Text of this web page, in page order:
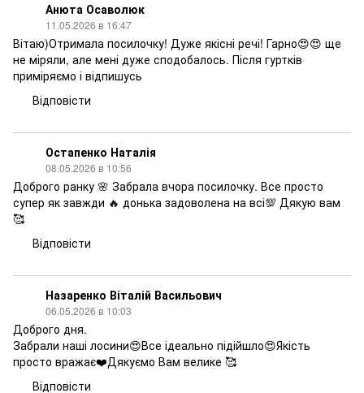
Анюта Осаволюк
11.05.2026 в 16:47
Вітаю)Отримала посилочку! Дуже якісні речі! Гарно😍😍 ще
не міряли, але мені дуже сподобалось. Після гуртків
приміряємо і відпишусь
Відповісти
Остапенко Наталія
08.05.2026 в 10:56
Доброго ранку 🌸 Забрала вчора посилочку. Все просто
супер як завжди 🔥 донька задоволена на всі💯 Дякую вам
🥰
Відповісти
Назаренко Віталій Васильович
06.05.2026 в 10:03
Доброго дня.
Забрали наші лосини😍Все ідеально підійшло😍Якість
просто вражає❤️Дякуємо Вам велике 🥰
Відповісти